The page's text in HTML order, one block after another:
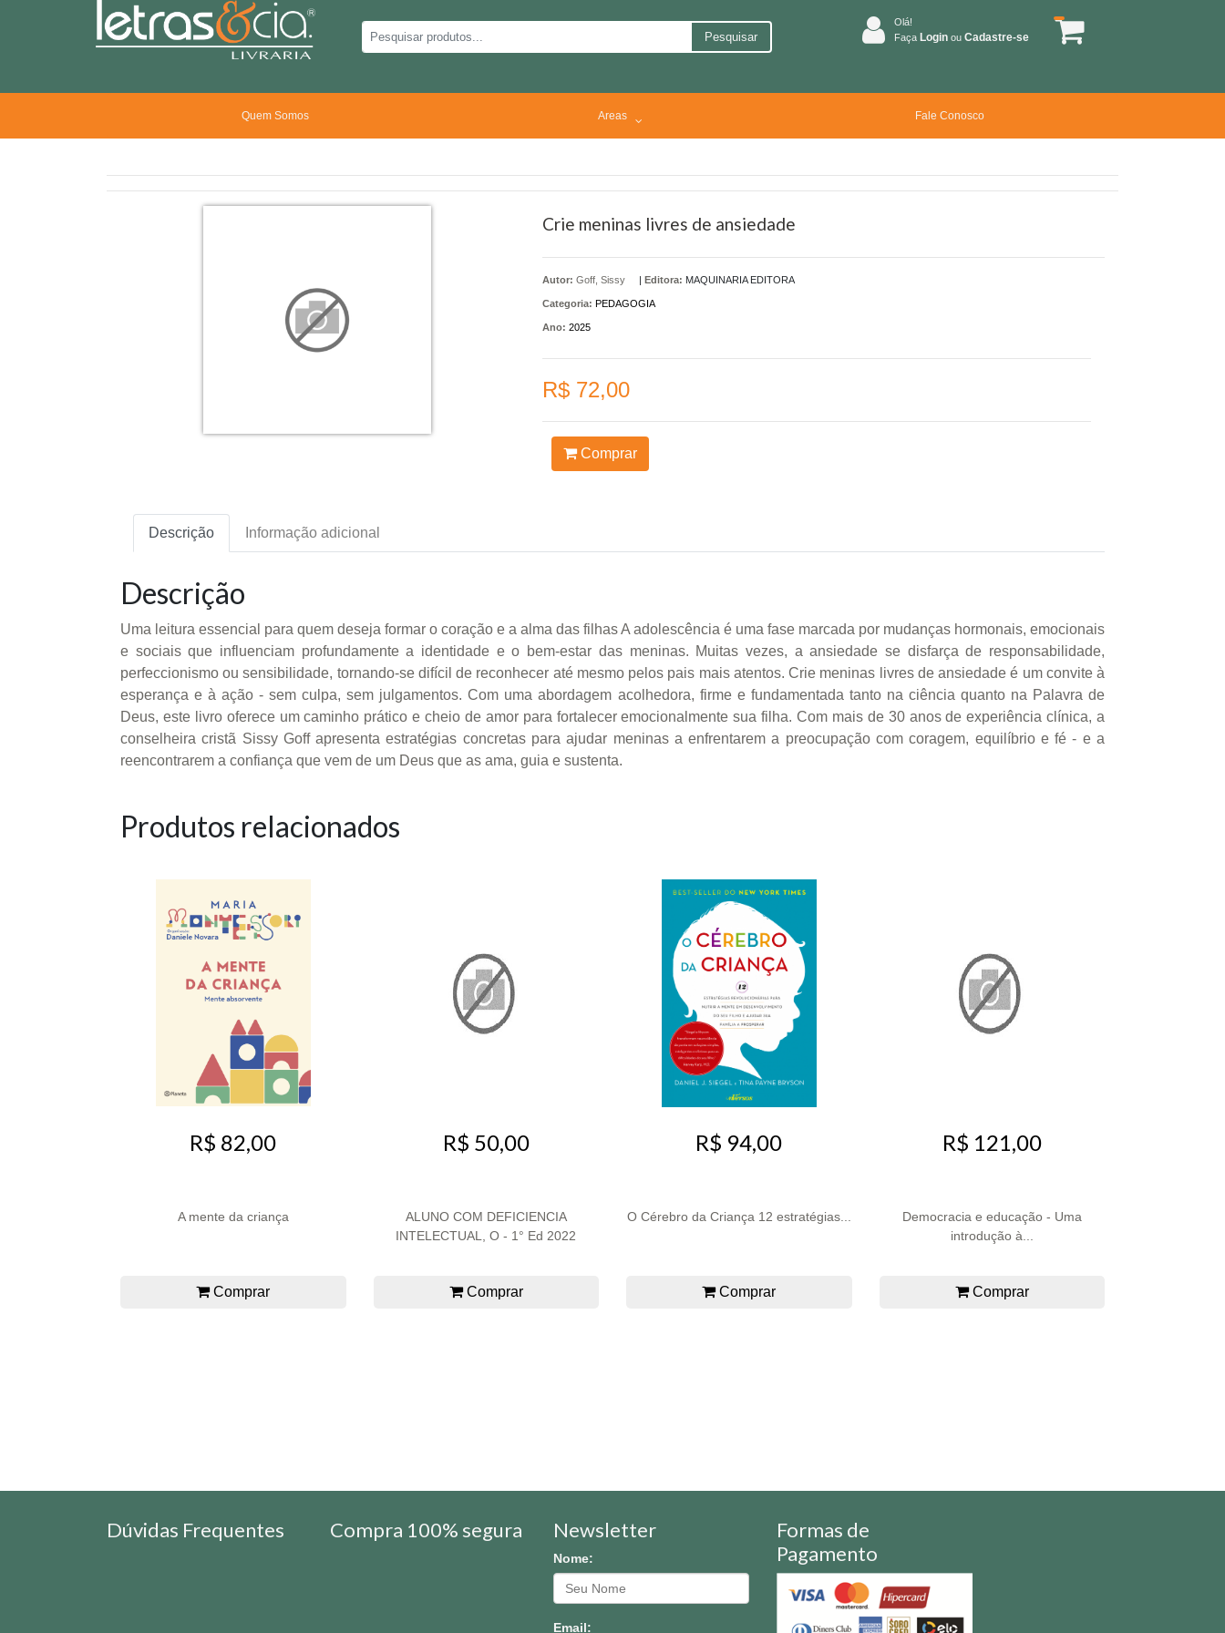
Pesquisar
Olá!
Faça Login ou Cadastre-se
Quem Somos Areas Fale Conosco
Crie meninas livres de ansiedade
Autor: Goff, Sissy | Editora: MAQUINARIA EDITORA
Categoria: PEDAGOGIA
Ano: 2025
R$ 72,00
Comprar
Descrição Informação adicional
Descrição
Uma leitura essencial para quem deseja formar o coração e a alma das filhas A adolescência é uma fase marcada por mudanças hormonais, emocionais
e sociais que influenciam profundamente a identidade e o bem-estar das meninas. Muitas vezes, a ansiedade se disfarça de responsabilidade,
perfeccionismo ou sensibilidade, tornando-se difícil de reconhecer até mesmo pelos pais mais atentos. Crie meninas livres de ansiedade é um convite à
esperança e à ação - sem culpa, sem julgamentos. Com uma abordagem acolhedora, firme e fundamentada tanto na ciência quanto na Palavra de
Deus, este livro oferece um caminho prático e cheio de amor para fortalecer emocionalmente sua filha. Com mais de 30 anos de experiência clínica, a
conselheira cristã Sissy Goff apresenta estratégias concretas para ajudar meninas a enfrentarem a preocupação com coragem, equilíbrio e fé - e a
reencontrarem a confiança que vem de um Deus que as ama, guia e sustenta.
Produtos relacionados
R$ 82,00
A mente da criança
Comprar
R$ 50,00
ALUNO COM DEFICIENCIA
INTELECTUAL, O - 1° Ed 2022
Comprar
R$ 94,00
O Cérebro da Criança 12 estratégias...
Comprar
R$ 121,00
Democracia e educação - Uma
introdução à...
Comprar
Dúvidas Frequentes Compra 100% segura Newsletter
Nome:
Email:
Formas de
Pagamento